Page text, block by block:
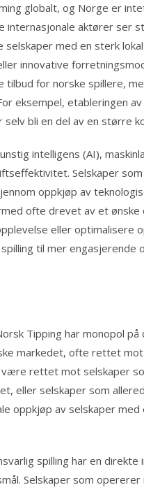
globalt, og Norge er
internasjonale aktører ser
selskaper med en sterk
innovative
tilbud for norske spillere,
eksempel, etableringen
selv bli en del av en større
intelligens (AI),
Selskaper som
oppkjøp av
ofte drevet av et ønske
eller optimalisere
til mer engasjerende
Tipping har monopol
markedet, ofte rettet
rettet mot selskaper
eller selskaper som
oppkjøp av selskaper
spilling har en direkte
Selskaper som opererer